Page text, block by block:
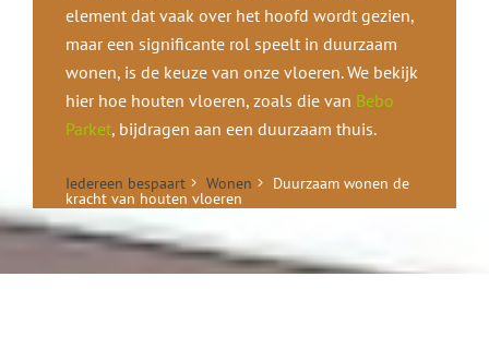
element dat vaak over het hoofd wordt gezien,
maar een significante rol speelt in duurzaam
wonen, is de keuze van onze vloeren. We bekijk
hier hoe houten vloeren, zoals die van Bebo
Parket, bijdragen aan een duurzaam thuis.
Iedereen bespaart Wonen Duurzaam wonen de
kracht van houten vloeren